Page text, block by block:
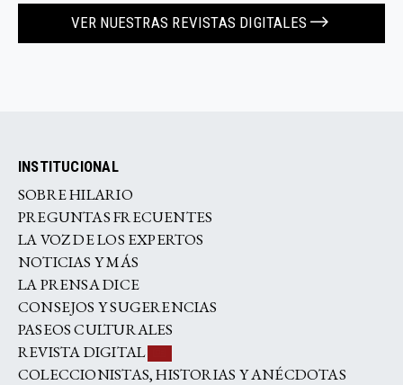
VER NUESTRAS REVISTAS DIGITALES
INSTITUCIONAL
SOBRE HILARIO
PREGUNTAS FRECUENTES
LA VOZ DE LOS EXPERTOS
NOTICIAS Y MÁS
LA PRENSA DICE
CONSEJOS Y SUGERENCIAS
PASEOS CULTURALES
REVISTA DIGITAL
COLECCIONISTAS, HISTORIAS Y ANÉCDOTAS